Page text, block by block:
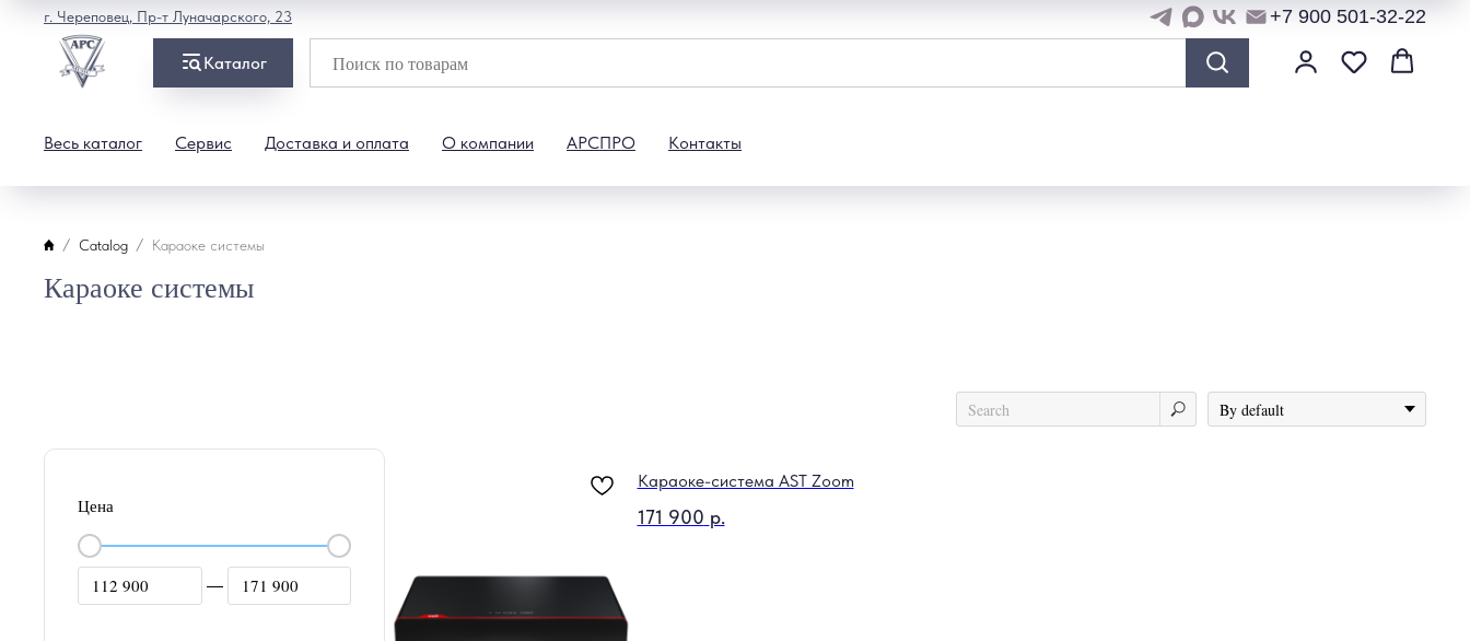
Каталог
Весь каталог Сервис Доставка и оплата О компании АРСПРО Контакты
г. Череповец, Пр-т Луначарского, 23 +7 900 501-32-22
Catalog Караоке системы
Караоке системы
Цена
—
Караоке-система AST Zoom
171 900 р.